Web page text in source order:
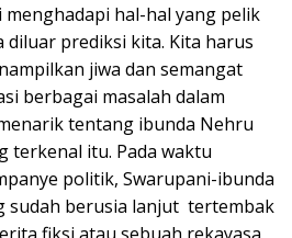
hal-hal yang pelik
diluar prediksi kita. Kita harus
jiwa dan semangat
berbagai masalah dalam
tentang ibunda Nehru
terkenal itu. Pada waktu
politik, Swarupani-ibunda
sudah berusia lanjut tertembak